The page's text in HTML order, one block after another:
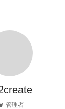
管理者